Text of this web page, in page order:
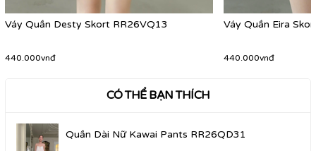
Váy Quần Desty Skort RR26VQ13
440.000vnđ
Váy Quần Eira
440.000vnđ
CÓ THỂ BẠN THÍCH
Quần Dài Nữ Kawai Pants RR26QD31